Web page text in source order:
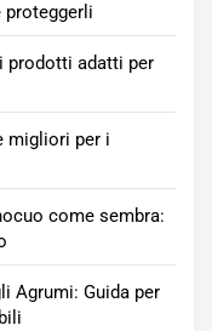
proteggerli
prodotti adatti per
migliori per i
come sembra:
Agrumi: Guida per